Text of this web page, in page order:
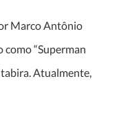
Marco Antônio
“Superman
Atualmente,